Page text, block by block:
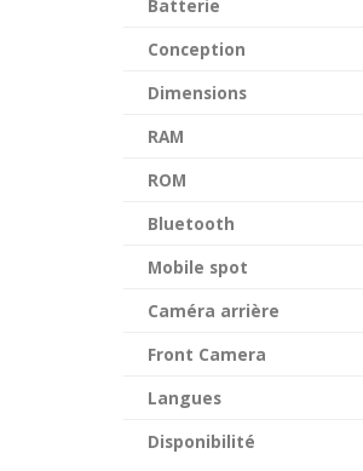
Batterie
Conception
Dimensions
RAM
ROM
Bluetooth
Mobile spot
Caméra arrière
Front Camera
Langues
Disponibilité